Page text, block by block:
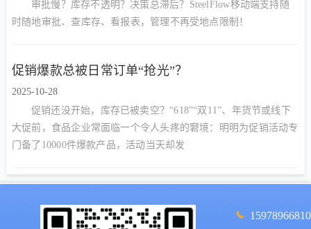
审批慢？库存不透明？决策总滞后？SteelFlow移动端支持随
时随地审批、查库存、看报表，管理不再受地点限制！
促销爆款总被日常订单“抢光”？
2025-10-28
促销还没开始，库存已被卖空？“618”“双11”、年货节或线下
大促前，食品企业常面临一个令人头疼的窘境：明明为促销活动专
门备了10000件爆款产品，活动当天却发
15978966810